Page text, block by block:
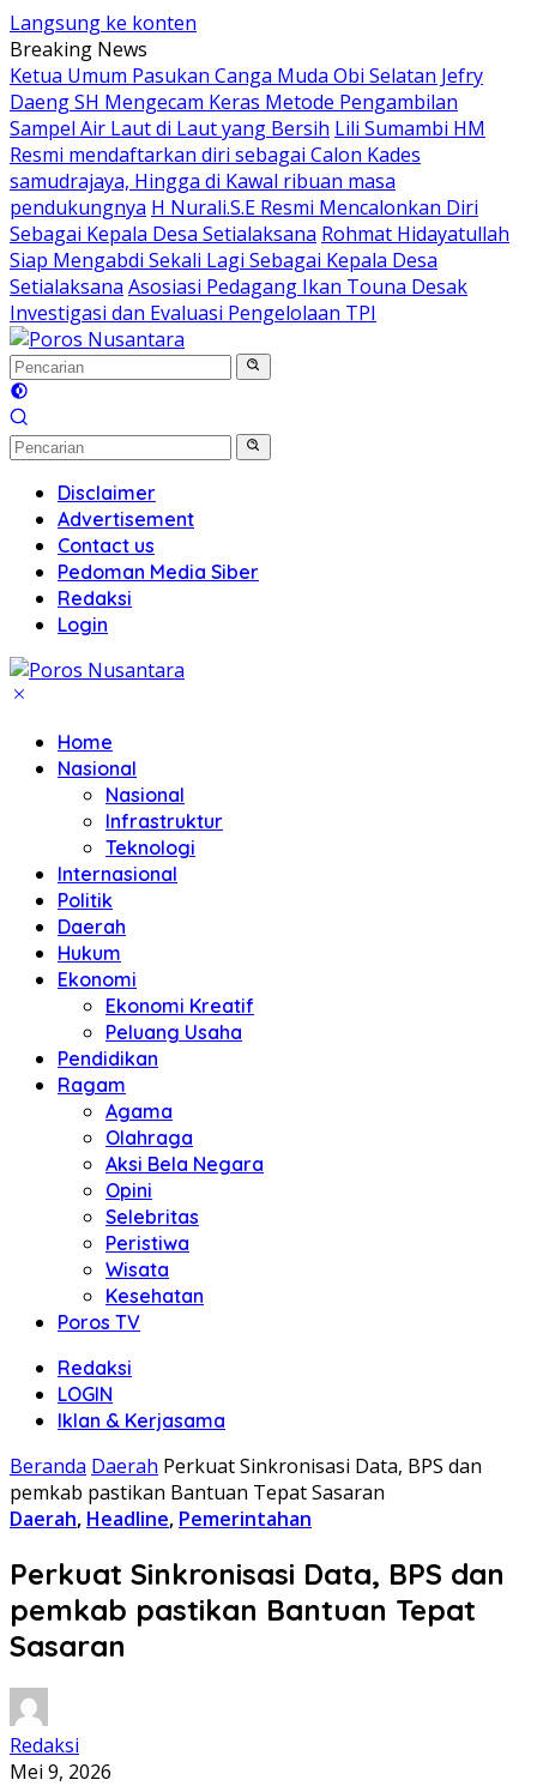
Langsung ke konten
Breaking News
Ketua Umum Pasukan Canga Muda Obi Selatan Jefry
Daeng SH Mengecam Keras Metode Pengambilan
Sampel Air Laut di Laut yang Bersih Lili Sumambi HM
Resmi mendaftarkan diri sebagai Calon Kades
samudrajaya, Hingga di Kawal ribuan masa
pendukungnya H Nurali.S.E Resmi Mencalonkan Diri
Sebagai Kepala Desa Setialaksana Rohmat Hidayatullah
Siap Mengabdi Sekali Lagi Sebagai Kepala Desa
Setialaksana Asosiasi Pedagang Ikan Touna Desak
Investigasi dan Evaluasi Pengelolaan TPI
Disclaimer
Advertisement
Contact us
Pedoman Media Siber
Redaksi
Login
Home
Nasional
Nasional
Infrastruktur
Teknologi
Internasional
Politik
Daerah
Hukum
Ekonomi
Ekonomi Kreatif
Peluang Usaha
Pendidikan
Ragam
Agama
Olahraga
Aksi Bela Negara
Opini
Selebritas
Peristiwa
Wisata
Kesehatan
Poros TV
Redaksi
LOGIN
Iklan & Kerjasama
Beranda Daerah Perkuat Sinkronisasi Data, BPS dan
pemkab pastikan Bantuan Tepat Sasaran
Daerah, Headline, Pemerintahan
Perkuat Sinkronisasi Data, BPS dan
pemkab pastikan Bantuan Tepat
Sasaran
Redaksi
Mei 9, 2026